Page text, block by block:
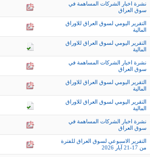
نشرة اخبار الشركات المساهمة في
سوق العراق
التقرير اليومي لسوق العراق للاوراق
المالية
التقرير اليومي لسوق العراق للاوراق
المالية
نشرة اخبار الشركات المساهمة في
سوق العراق
التقرير اليومي لسوق العراق للاوراق
المالية
التقرير اليومي لسوق العراق للاوراق
المالية
نشرة اخبار الشركات المساهمة في
سوق العراق
التقرير الاسبوعي لسوق العراق للفترة
من 17-21 آيار 2026